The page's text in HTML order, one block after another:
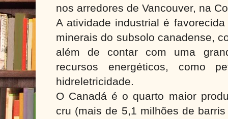
nos arredores de Vancouver, na
A atividade industrial é
minerais do subsolo canadense,
além de contar com uma
recursos energéticos, como
hidreletricidade.
O Canadá é o quarto maior
cru (mais de 5,1 milhões de